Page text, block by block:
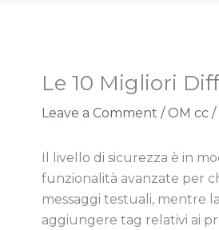
Le 10 Migliori
Leave a Comment / OM cc/
Il livello di sicurezza è in
funzionalità avanzate per
messaggi testuali, mentre
aggiungere tag relativi ai